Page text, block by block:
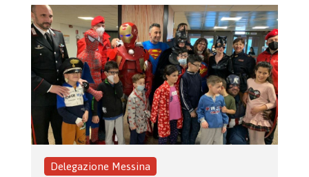
Delegazione Messina